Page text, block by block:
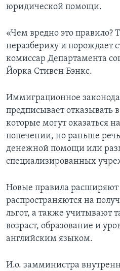
юридической помощи.
«Чем вредно это правило?
неразбериху и порождает
комиссар Департамента
Йорка Стивен Бэнкс.
Иммиграционное
предписывает отказывать
которые могут оказаться
попечении, но раньше
денежной помощи или
специализированных
Новые правила расширяют
распространяются на
льгот, а также учитывают
возраст, образование и
английским языком.
И.о. замминистра